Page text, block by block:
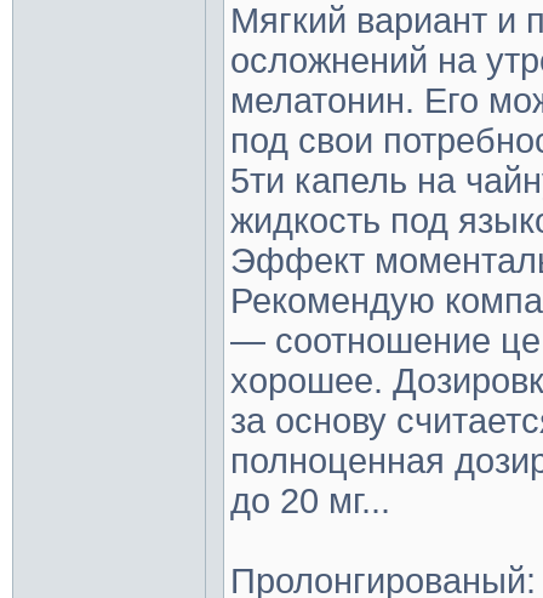
Мягкий вариант и
осложнений на
мелатонин. Его
под свои
5ти капель на
жидкость под
Эффект
Рекомендую
— соотношение
хорошее.
за основу
полноценная
до 20 мг...
Пролонгированый: